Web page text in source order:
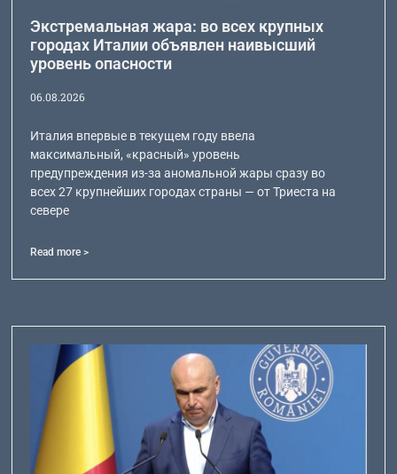
Экстремальная жара: во всех крупных
городах Италии объявлен наивысший
уровень опасности
06.08.2026
Италия впервые в текущем году ввела
максимальный, «красный» уровень
предупреждения из-за аномальной жары сразу во
всех 27 крупнейших городах страны — от Триеста на
севере
Read more >